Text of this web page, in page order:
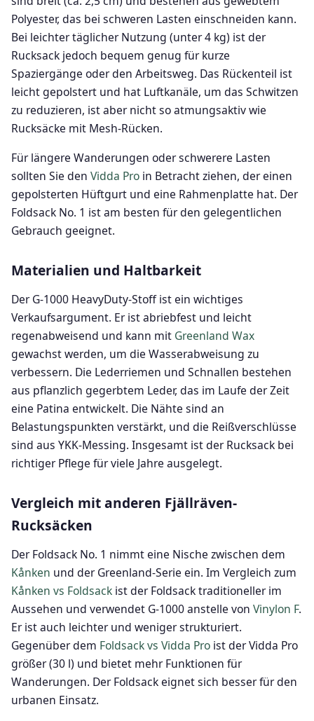
Polyester, das bei schweren Lasten einschneiden kann.
Bei leichter täglicher Nutzung (unter 4 kg) ist der
Rucksack jedoch bequem genug für kurze
Spaziergänge oder den Arbeitsweg. Das Rückenteil ist
leicht gepolstert und hat Luftkanäle, um das Schwitzen
zu reduzieren, ist aber nicht so atmungsaktiv wie
Rucksäcke mit Mesh-Rücken.
Für längere Wanderungen oder schwerere Lasten
sollten Sie den Vidda Pro in Betracht ziehen, der einen
gepolsterten Hüftgurt und eine Rahmenplatte hat. Der
Foldsack No. 1 ist am besten für den gelegentlichen
Gebrauch geeignet.
Materialien und Haltbarkeit
Der G-1000 HeavyDuty-Stoff ist ein wichtiges
Verkaufsargument. Er ist abriebfest und leicht
regenabweisend und kann mit Greenland Wax
gewachst werden, um die Wasserabweisung zu
verbessern. Die Lederriemen und Schnallen bestehen
aus pflanzlich gegerbtem Leder, das im Laufe der Zeit
eine Patina entwickelt. Die Nähte sind an
Belastungspunkten verstärkt, und die Reißverschlüsse
sind aus YKK-Messing. Insgesamt ist der Rucksack bei
richtiger Pflege für viele Jahre ausgelegt.
Vergleich mit anderen Fjällräven-
Rucksäcken
Der Foldsack No. 1 nimmt eine Nische zwischen dem
Kånken und der Greenland-Serie ein. Im Vergleich zum
Kånken vs Foldsack ist der Foldsack traditioneller im
Aussehen und verwendet G-1000 anstelle von Vinylon F.
Er ist auch leichter und weniger strukturiert.
Gegenüber dem Foldsack vs Vidda Pro ist der Vidda Pro
größer (30 l) und bietet mehr Funktionen für
Wanderungen. Der Foldsack eignet sich besser für den
urbanen Einsatz.